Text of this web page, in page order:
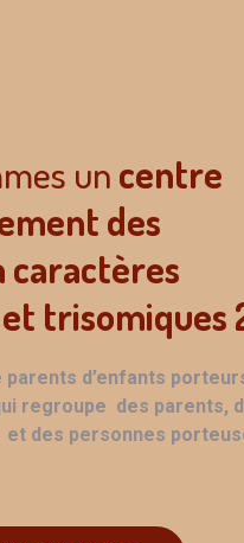
uncentre
des
caractères
et trisomiques
parents d’enfants
regroupe des parents,
des personnes